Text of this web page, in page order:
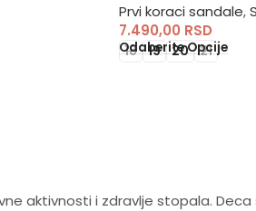
Prvi koraci sandale,
7.490,00 RSD
Odaberite Opcije
18 19 20 21
aktivnosti i zdravlje stopala.